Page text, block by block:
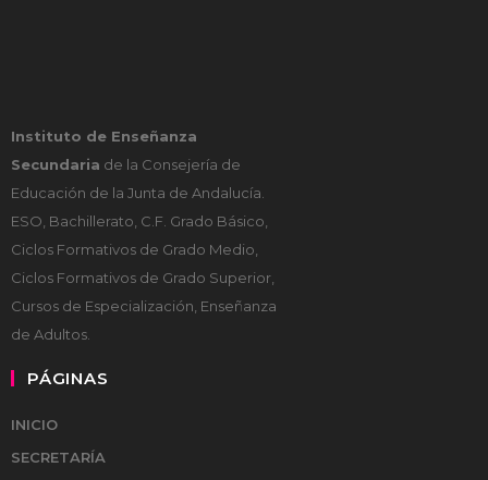
Instituto de Enseñanza
Secundaria de la Consejería de
Educación de la Junta de Andalucía.
ESO, Bachillerato, C.F. Grado Básico,
Ciclos Formativos de Grado Medio,
Ciclos Formativos de Grado Superior,
Cursos de Especialización, Enseñanza
de Adultos.
PÁGINAS
INICIO
SECRETARÍA